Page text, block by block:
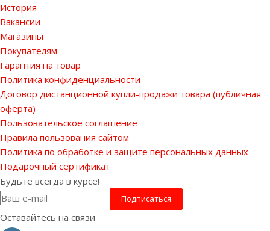
История
Вакансии
Магазины
Покупателям
Гарантия на товар
Политика конфиденциальности
Договор дистанционной купли-продажи товара (публичная
оферта)
Пользовательское соглашение
Правила пользования сайтом
Политика по обработке и защите персональных данных
Подарочный сертификат
Будьте всегда в курсе!
Оставайтесь на связи